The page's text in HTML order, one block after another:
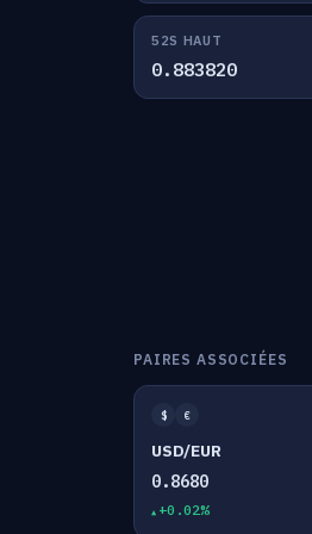
52S HAUT
0.883820
PAIRES ASSOCIÉES
$ €
USD/EUR
0.8680
+0.02%